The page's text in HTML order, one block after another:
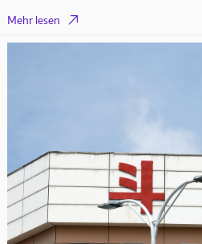
Mehr lesen 